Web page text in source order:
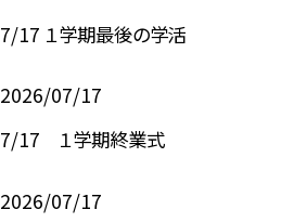
7/17 １学期最後の学活
2026/07/17
7/17 １学期終業式
2026/07/17